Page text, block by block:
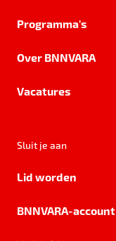
Programma's
Over BNNVARA
Vacatures
Sluit je aan
Lid worden
BNNVARA-account